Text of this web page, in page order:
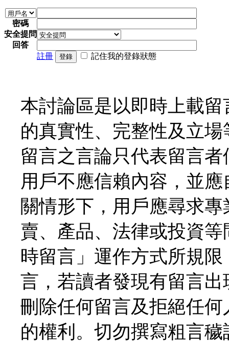
密碼
安全提問
回答
註冊
登錄 記住我的登錄狀態
本討論區是以即時上載
的真實性、完整性及立
留言之言論只代表留言
用戶不應信賴內容，並
關情形下，用戶應尋求
賣、產品、法律或投資
時留言」運作方式所規
言，若讀者發現有留言
刪除任何留言及拒絕任
的權利。切勿撰寫粗言